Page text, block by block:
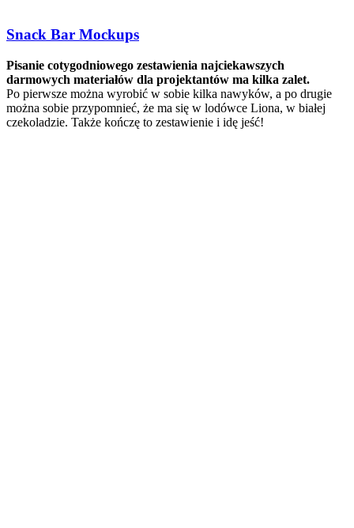
Snack Bar Mockups
Pisanie cotygodniowego zestawienia najciekawszych
darmowych materiałów dla projektantów ma kilka zalet.
Po pierwsze można wyrobić w sobie kilka nawyków, a po drugie
można sobie przypomnieć, że ma się w lodówce Liona, w białej
czekoladzie. Także kończę to zestawienie i idę jeść!